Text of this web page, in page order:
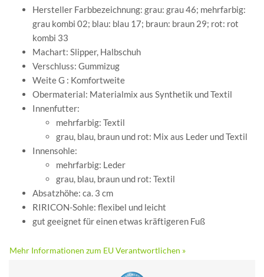
Hersteller Farbbezeichnung: grau: grau 46; mehrfarbig:
grau kombi 02; blau: blau 17; braun: braun 29; rot: rot
kombi 33
Machart: Slipper, Halbschuh
Verschluss: Gummizug
Weite G : Komfortweite
Obermaterial: Materialmix aus Synthetik und Textil
Innenfutter:
mehrfarbig: Textil
grau, blau, braun und rot: Mix aus Leder und Textil
Innensohle:
mehrfarbig: Leder
grau, blau, braun und rot: Textil
Absatzhöhe: ca. 3 cm
RIRICON-Sohle: flexibel und leicht
gut geeignet für einen etwas kräftigeren Fuß
Mehr Informationen zum EU Verantwortlichen »